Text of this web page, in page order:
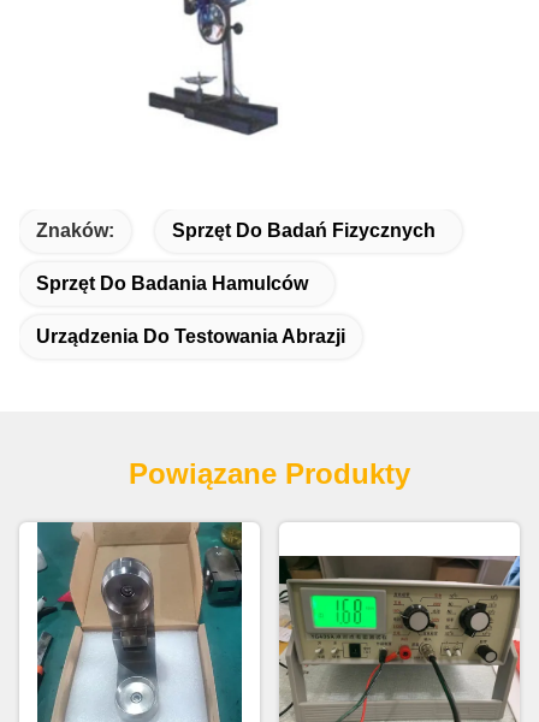
Znaków: Sprzęt Do Badań Fizycznych
Sprzęt Do Badania Hamulców
Urządzenia Do Testowania Abrazji
Powiązane Produkty